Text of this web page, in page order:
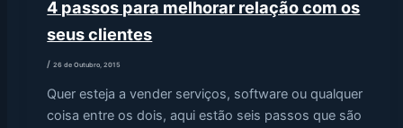
4 passos para melhorar relação com os
seus clientes
/26 de Outubro, 2015
Quer esteja a vender serviços, software ou qualquer
coisa entre os dois, aqui estão seis passos que são